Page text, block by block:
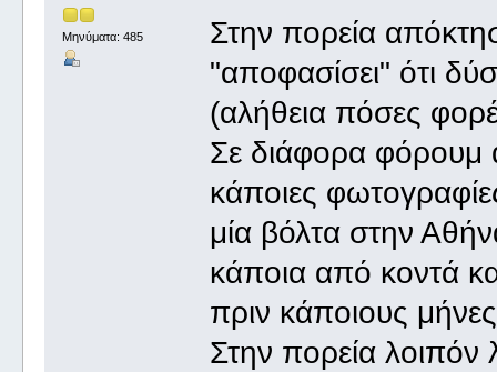
Μηνύματα: 485
Στην πορεία
"αποφασίσει" ότι
(αλήθεια πόσες
Σε διάφορα φόρουμ
κάποιες
μία βόλτα στην
κάποια από κοντά
πριν κάποιους
Στην πορεία